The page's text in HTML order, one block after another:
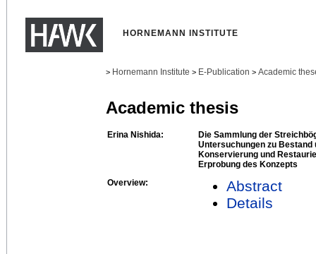
HORNEMANN INSTITUTE
> Hornemann Institute > E-Publication > Academic
Academic thesis
Erina Nishida:
Die Sammlung der
Untersuchungen zu Bestand
Konservierung und
Erprobung des Konzepts
Overview:
Abstract
Details